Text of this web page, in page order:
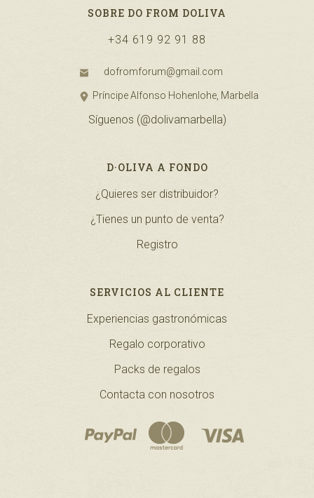
SOBRE DO FROM DOLIVA
+34 619 92 91 88
dofromforum@gmail.com
Príncipe Alfonso Hohenlohe, Marbella
Síguenos (@dolivamarbella)
​D·OLIVA A FONDO
¿Quieres ser distribuidor?
¿Tienes un punto de venta?
Registro
SERVICIOS AL CLIENTE
Experiencias gastronómicas
Regalo corporativo
Packs de regalos
Contacta con nosotros